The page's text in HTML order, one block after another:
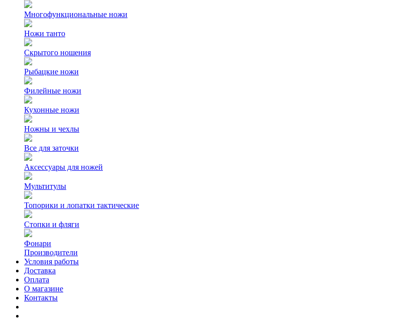
Многофункциональные ножи
Ножи танто
Скрытого ношения
Рыбацкие ножи
Филейные ножи
Кухонные ножи
Ножны и чехлы
Все для заточки
Аксессуары для ножей
Мультитулы
Топорики и лопатки тактические
Стопки и фляги
Фонари
Производители
Условия работы
Доставка
Оплата
О магазине
Контакты